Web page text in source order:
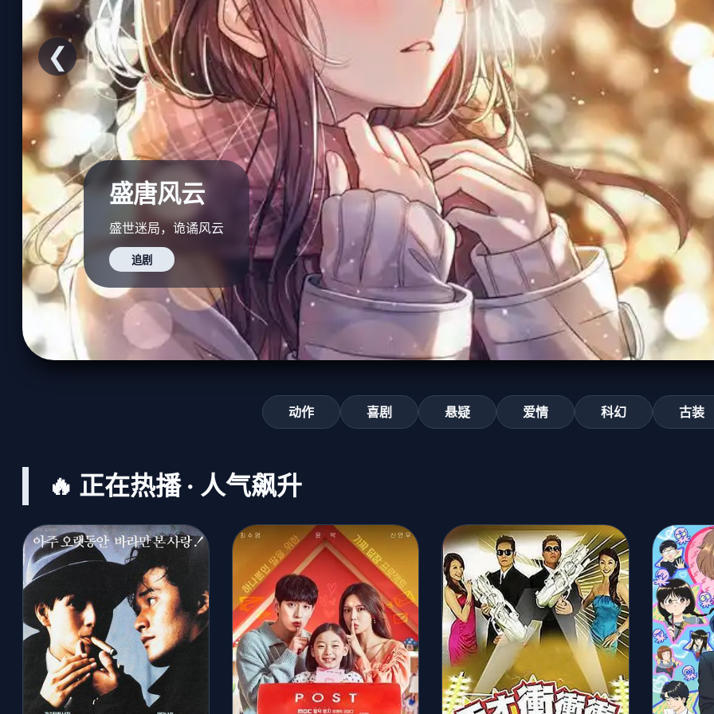
盛唐风云
盛世迷局，诡谲风云
追剧
❮
动作 喜剧 悬疑 爱情 科幻 古装
🔥 正在热播 · 人气飙升